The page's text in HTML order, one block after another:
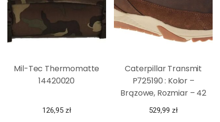
Mil-Tec Thermomatte
14420020
126,95 zł
Caterpillar Transmit
P725190 : Kolor –
Brązowe, Rozmiar – 42
529,99 zł